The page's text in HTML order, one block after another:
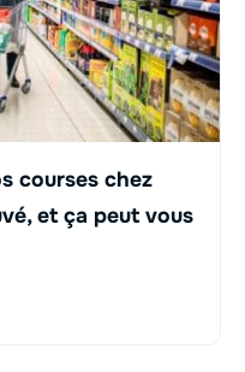
courses chez
et ça peut vous